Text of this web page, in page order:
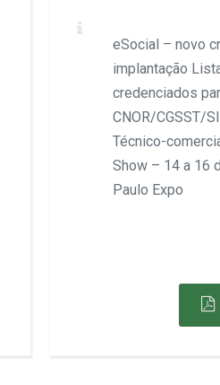
eSocial – novo
implantação
credenciados
CNOR/CGSST/
Técnico-
Show – 14 a 16
Paulo Expo